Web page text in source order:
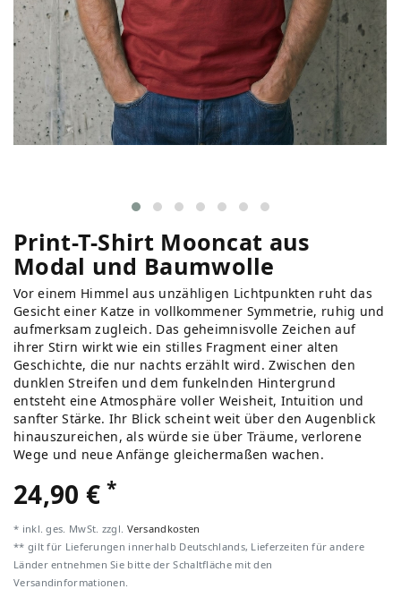
Print-T-Shirt Mooncat aus
Modal und Baumwolle
Vor einem Himmel aus unzähligen Lichtpunkten ruht das
Gesicht einer Katze in vollkommener Symmetrie, ruhig und
aufmerksam zugleich. Das geheimnisvolle Zeichen auf
ihrer Stirn wirkt wie ein stilles Fragment einer alten
Geschichte, die nur nachts erzählt wird. Zwischen den
dunklen Streifen und dem funkelnden Hintergrund
entsteht eine Atmosphäre voller Weisheit, Intuition und
sanfter Stärke. Ihr Blick scheint weit über den Augenblick
hinauszureichen, als würde sie über Träume, verlorene
Wege und neue Anfänge gleichermaßen wachen.
24,90 €*
* inkl. ges. MwSt. zzgl. Versandkosten
** gilt für Lieferungen innerhalb Deutschlands, Lieferzeiten für andere
Länder entnehmen Sie bitte der Schaltfläche mit den
Versandinformationen.